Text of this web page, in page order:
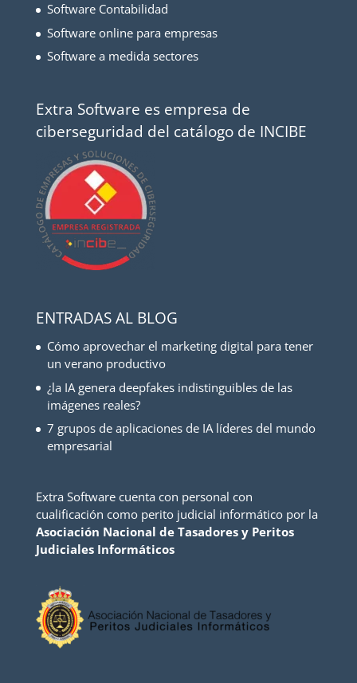
Software Contabilidad
Software online para empresas
Software a medida sectores
Extra Software es empresa de
ciberseguridad del catálogo de INCIBE
ENTRADAS AL BLOG
Cómo aprovechar el marketing digital para tener
un verano productivo
¿la IA genera deepfakes indistinguibles de las
imágenes reales?
7 grupos de aplicaciones de IA líderes del mundo
empresarial
Extra Software cuenta con personal con
cualificación como perito judicial informático por la
Asociación Nacional de Tasadores y Peritos
Judiciales Informáticos